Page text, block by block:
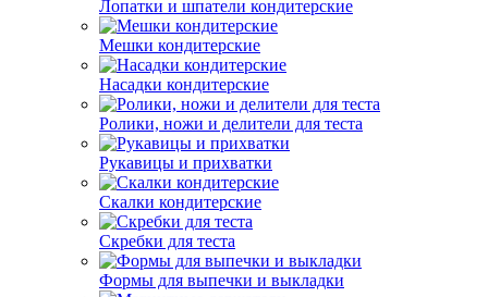
Лопатки и шпатели кондитерские
Мешки кондитерские
Насадки кондитерские
Ролики, ножи и делители для теста
Рукавицы и прихватки
Скалки кондитерские
Скребки для теста
Формы для выпечки и выкладки